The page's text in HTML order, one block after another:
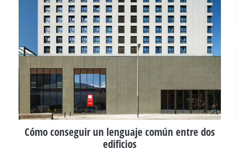
Cómo conseguir un lenguaje común entre dos
edificios